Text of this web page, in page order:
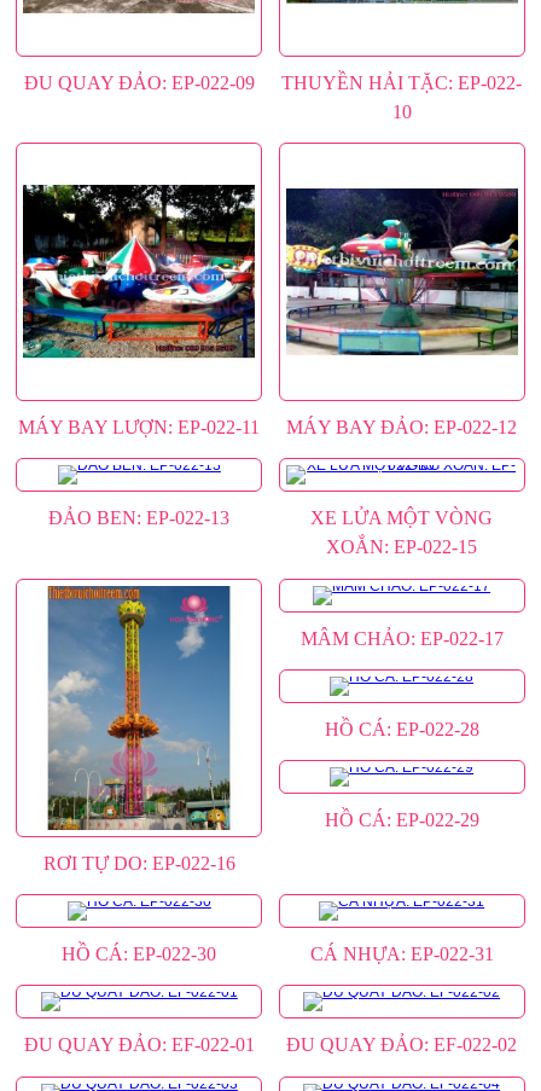
ĐU QUAY ĐẢO: EP-022-09
THUYỀN HẢI TẶC: EP-022-
10
MÁY BAY LƯỢN: EP-022-11 MÁY BAY ĐẢO: EP-022-12
ĐẢO BEN: EP-022-13
XE LỬA MỘT VÒNG
XOẮN: EP-022-15
RƠI TỰ DO: EP-022-16
MÂM CHẢO: EP-022-17
HỒ CÁ: EP-022-28
HỒ CÁ: EP-022-29
HỒ CÁ: EP-022-30 CÁ NHỰA: EP-022-31
ĐU QUAY ĐẢO: EF-022-01 ĐU QUAY ĐẢO: EF-022-02